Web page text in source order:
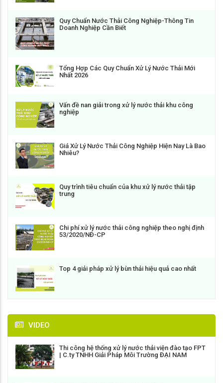
Quy Chuẩn Nước Thải Công Nghiệp-Thông Tin
Doanh Nghiệp Cần Biết
Tổng Hợp Các Quy Chuẩn Xử Lý Nước Thải Mới
Nhất 2026
Vấn đề nan giải trong xử lý nước thải khu công
nghiệp
Giá Xử Lý Nước Thải Công Nghiệp Hiện Nay Là Bao
Nhiêu?
Quy trình tiêu chuẩn của khu xử lý nước thải tập
trung
Chi phí xử lý nước thải công nghiệp theo nghị định
53/2020/NĐ-CP
Top 4 giải pháp xử lý bùn thải hiệu quả cao nhất
VIDEO
Thi công hệ thống xử lý nước thải viện đào tạo FPT
| C.ty TNHH Giải Pháp Môi Trường ĐẠI NAM